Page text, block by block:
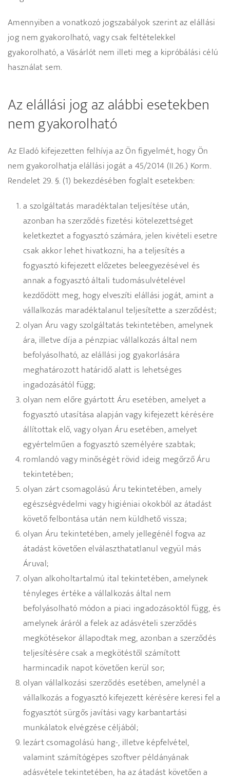
Amennyiben a vonatkozó jogszabályok szerint az elállási
jog nem gyakorolható, vagy csak feltételekkel
gyakorolható, a Vásárlót nem illeti meg a kipróbálási célú
használat sem.
Az elállási jog az alábbi esetekben
nem gyakorolható
Az Eladó kifejezetten felhívja az Ön figyelmét, hogy Ön
nem gyakorolhatja elállási jogát a 45/2014 (II.26.) Korm.
Rendelet 29. §. (1) bekezdésében foglalt esetekben:
a szolgáltatás maradéktalan teljesítése után,
azonban ha szerződés fizetési kötelezettséget
keletkeztet a fogyasztó számára, jelen kivételi esetre
csak akkor lehet hivatkozni, ha a teljesítés a
fogyasztó kifejezett előzetes beleegyezésével és
annak a fogyasztó általi tudomásulvételével
kezdődött meg, hogy elveszíti elállási jogát, amint a
vállalkozás maradéktalanul teljesítette a szerződést;
olyan Áru vagy szolgáltatás tekintetében, amelynek
ára, illetve díja a pénzpiac vállalkozás által nem
befolyásolható, az elállási jog gyakorlására
meghatározott határidő alatt is lehetséges
ingadozásától függ;
olyan nem előre gyártott Áru esetében, amelyet a
fogyasztó utasítása alapján vagy kifejezett kérésére
állítottak elő, vagy olyan Áru esetében, amelyet
egyértelműen a fogyasztó személyére szabtak;
romlandó vagy minőségét rövid ideig megőrző Áru
tekintetében;
olyan zárt csomagolású Áru tekintetében, amely
egészségvédelmi vagy higiéniai okokból az átadást
követő felbontása után nem küldhető vissza;
olyan Áru tekintetében, amely jellegénél fogva az
átadást követően elválaszthatatlanul vegyül más
Áruval;
olyan alkoholtartalmú ital tekintetében, amelynek
tényleges értéke a vállalkozás által nem
befolyásolható módon a piaci ingadozásoktól függ, és
amelynek áráról a felek az adásvételi szerződés
megkötésekor állapodtak meg, azonban a szerződés
teljesítésére csak a megkötéstől számított
harmincadik napot követően kerül sor;
olyan vállalkozási szerződés esetében, amelynél a
vállalkozás a fogyasztó kifejezett kérésére keresi fel a
fogyasztót sürgős javítási vagy karbantartási
munkálatok elvégzése céljából;
lezárt csomagolású hang-, illetve képfelvétel,
valamint számítógépes szoftver példányának
adásvétele tekintetében, ha az átadást követően a